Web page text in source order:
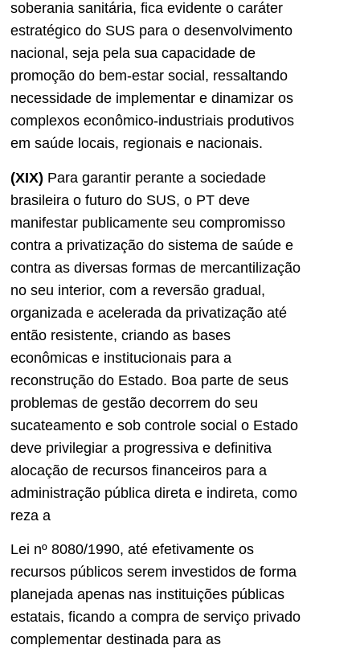
soberania sanitária, fica evidente o caráter
estratégico do SUS para o desenvolvimento
nacional, seja pela sua capacidade de
promoção do bem-estar social, ressaltando
necessidade de implementar e dinamizar os
complexos econômico-industriais produtivos
em saúde locais, regionais e nacionais.
(XIX) Para garantir perante a sociedade
brasileira o futuro do SUS, o PT deve
manifestar publicamente seu compromisso
contra a privatização do sistema de saúde e
contra as diversas formas de mercantilização
no seu interior, com a reversão gradual,
organizada e acelerada da privatização até
então resistente, criando as bases
econômicas e institucionais para a
reconstrução do Estado. Boa parte de seus
problemas de gestão decorrem do seu
sucateamento e sob controle social o Estado
deve privilegiar a progressiva e definitiva
alocação de recursos financeiros para a
administração pública direta e indireta, como
reza a
Lei nº 8080/1990, até efetivamente os
recursos públicos serem investidos de forma
planejada apenas nas instituições públicas
estatais, ficando a compra de serviço privado
complementar destinada para as